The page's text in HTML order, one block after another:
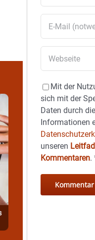
Mit der
sich mit der
Daten durch
Informationen
unseren
Kommentaren.